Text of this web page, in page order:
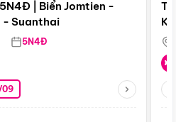
| Biển Jomtien -
- Suanthai
5N4Đ